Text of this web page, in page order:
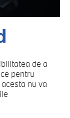
de a
pentru
nu va